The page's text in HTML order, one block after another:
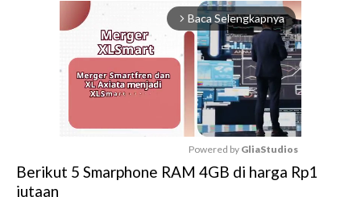
arrow_forward_ios Baca Selengkapnya
M
Powered by GliaStudios
Berikut 5 Smarphone RAM 4GB di harga Rp1
jutaan